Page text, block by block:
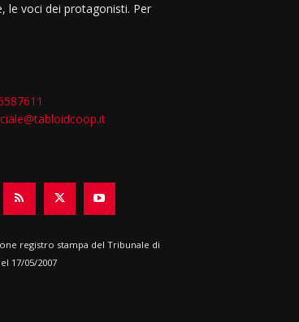
le voci dei protagonisti. Per
registro stampa del Tribunale di
17/05/2007